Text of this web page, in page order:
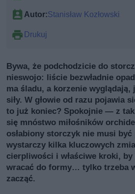
Autor:Stanisław Kozłowski
Drukuj
Bywa, że podchodzicie do
nieswojo: liście bezwładnie
ma śladu, a korzenie wyglądają,
siły. W głowie od razu pojawia
to już koniec? Spokojnie — z
się mnóstwo miłośników
osłabiony storczyk nie musi być
wystarczy kilka kluczowych
cierpliwości i właściwe kroki, by
wracać do formy… tylko trzeba
zacząć.